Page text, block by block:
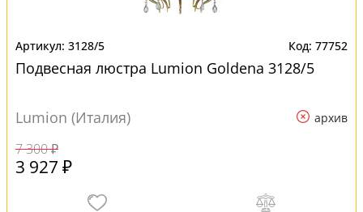
3128/5 77752
Подвесная люстра Lumion Goldena 3128/5
Lumion (Италия) архив
7 300 ₽
3 927 ₽